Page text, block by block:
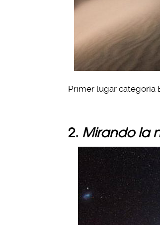
Primer lugar categoría
2. Mirando la